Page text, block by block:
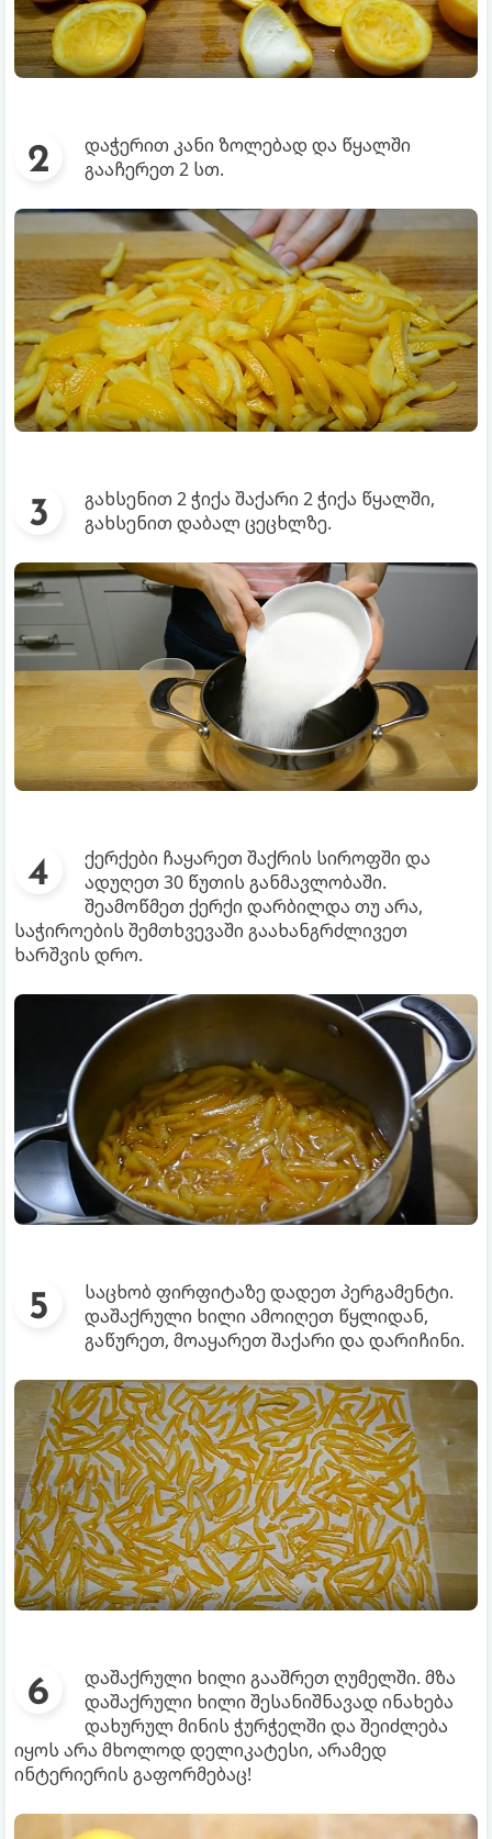
დაჭერით კანი ზოლებად და წყალში
გააჩერეთ 2 სთ.
გახსენით 2 ჭიქა შაქარი 2 ჭიქა წყალში,
გახსენით დაბალ ცეცხლზე.
ქერქები ჩაყარეთ შაქრის სიროფში და
ადუღეთ 30 წუთის განმავლობაში.
შეამოწმეთ ქერქი დარბილდა თუ არა,
საჭიროების შემთხვევაში გაახანგრძლივეთ
ხარშვის დრო.
საცხობ ფირფიტაზე დადეთ პერგამენტი.
დაშაქრული ხილი ამოიღეთ წყლიდან,
გაწურეთ, მოაყარეთ შაქარი და დარიჩინი.
დაშაქრული ხილი გააშრეთ ღუმელში. მზა
დაშაქრული ხილი შესანიშნავად ინახება
დახურულ მინის ჭურჭელში და შეიძლება
იყოს არა მხოლოდ დელიკატესი, არამედ
ინტერიერის გაფორმებაც!